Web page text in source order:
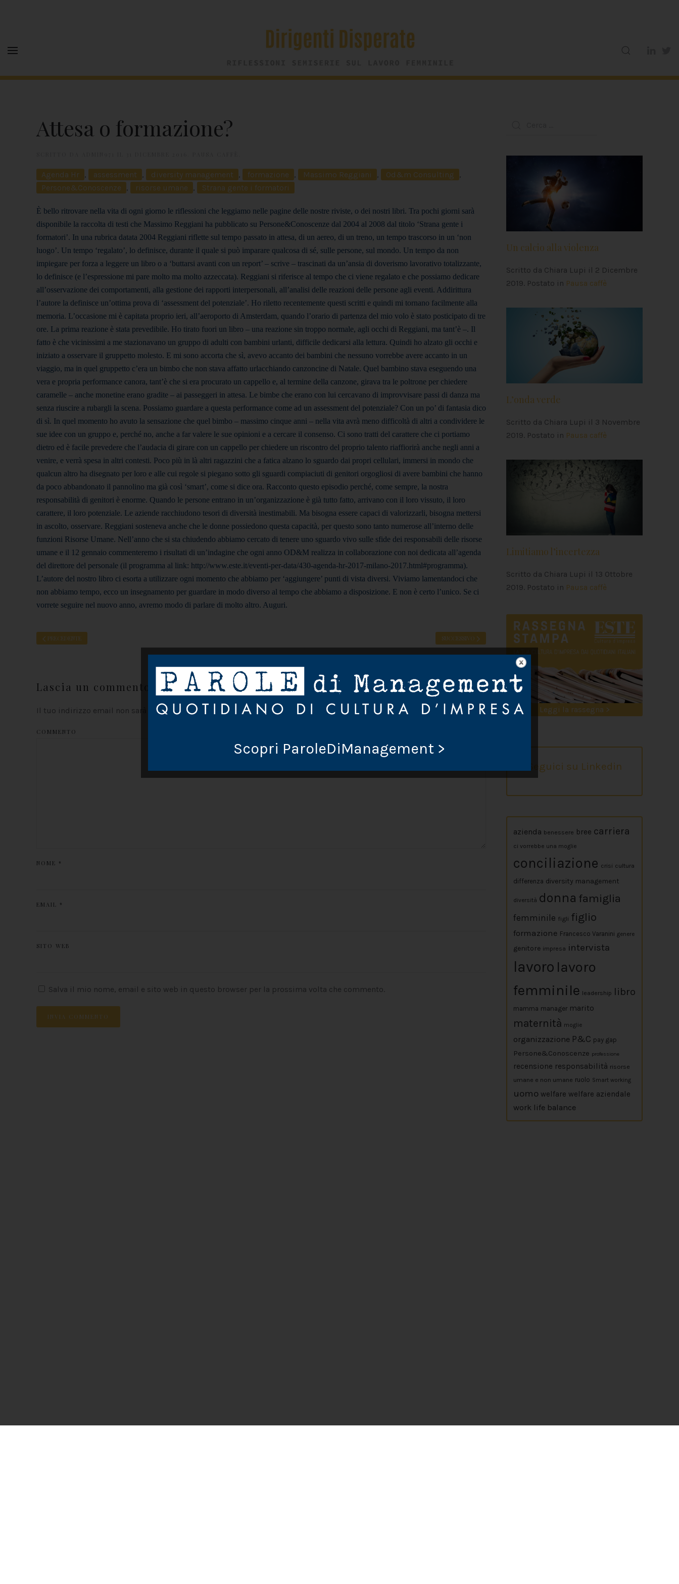
Attesa o formazione?
Agenda Hr , assessment , diversity management , formazione , Massimo Reggiani , Od&m Consulting
,
Persone&Conoscenze
, risorse umane , Strana gente i formatori
È bello ritrovare nella vita di ogni giorno le riflessioni che leggiamo nelle pagine delle nostre riviste, o dei nostri libri. Tra pochi giorni sarà
disponibile la raccolta di testi che Massimo Reggiani ha pubblicato su Persone&Conoscenze dal 2004 al 2008 dal titolo ‘Strana gente i
formatori’. In una rubrica datata 2004 Reggiani riflette sul tempo passato in attesa, di un aereo, di un treno, un tempo trascorso in un ‘non
luogo’. Un tempo ‘regalato’, lo definisce, durante il quale si può imparare qualcosa di sé, sulle persone, sul mondo. Un tempo da non
impiegare per forza a leggere un libro o a ‘buttarsi avanti con un report’ – scrive – trascinati da un’ansia di doverismo lavorativo totalizzante,
lo definisce (e l’espressione mi pare molto ma molto azzeccata). Reggiani si riferisce al tempo che ci viene regalato e che possiamo dedicare
all’osservazione dei comportamenti, alla gestione dei rapporti interpersonali, all’analisi delle reazioni delle persone agli eventi. Addirittura
l’autore la definisce un’ottima prova di ‘assessment del potenziale’. Ho riletto recentemente questi scritti e quindi mi tornano facilmente alla
memoria. L’occasione mi è capitata proprio ieri, all’aeroporto di Amsterdam, quando l’orario di partenza del mio volo è stato posticipato di tre
ore. La prima reazione è stata prevedibile. Ho tirato fuori un libro – una reazione sin troppo normale, agli occhi di Reggiani, ma tant’è –. Il
fatto è che vicinissimi a me stazionavano un gruppo di adulti con bambini urlanti, difficile dedicarsi alla lettura. Quindi ho alzato gli occhi e
iniziato a osservare il gruppetto molesto. E mi sono accorta che sì, avevo accanto dei bambini che nessuno vorrebbe avere accanto in un
viaggio, ma in quel gruppetto c’era un bimbo che non stava affatto urlacchiando canzoncine di Natale. Quel bambino stava eseguendo una
vera e propria performance canora, tant’è che si era procurato un cappello e, al termine della canzone, girava tra le poltrone per chiedere
caramelle – anche monetine erano gradite – ai passeggeri in attesa. Le bimbe che erano con lui cercavano di improvvisare passi di danza ma
senza riuscire a rubargli la scena. Possiamo guardare a questa performance come ad un assessment del potenziale? Con un po’ di fantasia dico
di sì. In quel momento ho avuto la sensazione che quel bimbo – massimo cinque anni – nella vita avrà meno difficoltà di altri a condividere le
sue idee con un gruppo e, perché no, anche a far valere le sue opinioni e a cercare il consenso. Ci sono tratti del carattere che ci portiamo
dietro ed è facile prevedere che l’audacia di girare con un cappello per chiedere un riscontro del proprio talento riaffiorirà anche negli anni a
venire, e verrà spesa in altri contesti. Poco più in là altri ragazzini che a fatica alzano lo sguardo dai propri cellulari, immersi in mondo che
qualcun altro ha disegnato per loro e alle cui regole si piegano sotto gli sguardi compiaciuti di genitori orgogliosi di avere bambini che hanno
da poco abbandonato il pannolino ma già così ‘smart’, come si dice ora. Racconto questo episodio perché, come sempre, la nostra
responsabilità di genitori è enorme. Quando le persone entrano in un’organizzazione è già tutto fatto, arrivano con il loro vissuto, il loro
carattere, il loro potenziale. Le aziende racchiudono tesori di diversità inestimabili. Ma bisogna essere capaci di valorizzarli, bisogna mettersi
in ascolto, osservare. Reggiani sosteneva anche che le donne possiedono questa capacità, per questo sono tanto numerose all’interno delle
funzioni Risorse Umane. Nell’anno che si sta chiudendo abbiamo cercato di tenere uno sguardo vivo sulle sfide dei responsabili delle risorse
umane e il 12 gennaio commenteremo i risultati di un’indagine che ogni anno OD&M realizza in collaborazione con noi dedicata all’agenda
del direttore del personale (il programma al link: http://www.este.it/eventi-per-data/430-agenda-hr-2017-milano-2017.html#programma).
L’autore del nostro libro ci esorta a utilizzare ogni momento che abbiamo per ‘aggiungere’ punti di vista diversi. Viviamo lamentandoci che
non abbiamo tempo, ecco un insegnamento per guardare in modo diverso al tempo che abbiamo a disposizione. E non è certo l’unico. Se ci
vorrete seguire nel nuovo anno, avremo modo di parlare di molto altro. Auguri.
PRECEDENTE SUCCESSIVO
Lascia un commento
Il tuo indirizzo email non sarà pubblicato. I campi obbligatori sono contrassegnati*
COMMENTO
NOME *
EMAIL *
SITO WEB
Salva il mio nome, email e sito web in questo browser per la prossima volta che commento.
INVIA COMMENTO
Un calcio alla violenza
Scritto da Chiara Lupi il 2 Dicembre
2019. Postato in Pausa caffè
L’onda verde
Scritto da Chiara Lupi il 3 Novembre
2019. Postato in Pausa caffè
Limitiamo l’incertezza
Scritto da Chiara Lupi il 13 Ottobre
2019. Postato in Pausa caffè
Leggi la rassegna >
Seguici su Linkedin
azienda benessere bree carriera
ci vorrebbe una moglie
conciliazione crisi cultura
differenza diversity management
diversità donna famiglia
femminile figli figlio
formazione Francesco Varanini genere
genitore impresa intervista
lavoro lavoro
femminile leadership libro
mamma manager marito
maternità moglie
organizzazione P&C pay gap
Persone&Conoscenze professione
recensione responsabilità risorse
umane e non umane ruolo Smart working
uomo welfare welfare aziendale
work life balance
Scopri ParoleDiManagement >